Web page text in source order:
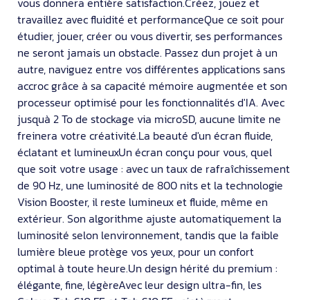
travaillez avec fluidité et performanceQue ce soit pour
étudier, jouer, créer ou vous divertir, ses performances
ne seront jamais un obstacle. Passez dun projet à un
autre, naviguez entre vos différentes applications sans
accroc grâce à sa capacité mémoire augmentée et son
processeur optimisé pour les fonctionnalités d'IA. Avec
jusquà 2 To de stockage via microSD, aucune limite ne
freinera votre créativité.La beauté d'un écran fluide,
éclatant et lumineuxUn écran conçu pour vous, quel
que soit votre usage : avec un taux de rafraîchissement
de 90 Hz, une luminosité de 800 nits et la technologie
Vision Booster, il reste lumineux et fluide, même en
extérieur. Son algorithme ajuste automatiquement la
luminosité selon lenvironnement, tandis que la faible
lumière bleue protège vos yeux, pour un confort
optimal à toute heure.Un design hérité du premium :
élégante, fine, légèreAvec leur design ultra-fin, les